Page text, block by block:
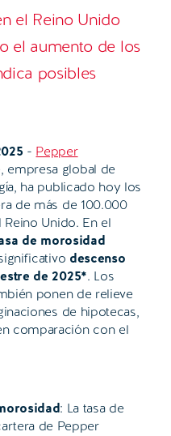
el Reino Unido
el aumento de los
posibles
- Pepper
empresa global de
ha publicado hoy los
de más de 100.000
Unido. En el
de morosidad
descenso
de 2025*. Los
ponen de relieve
de hipotecas,
comparación con el
: La tasa de
de Pepper